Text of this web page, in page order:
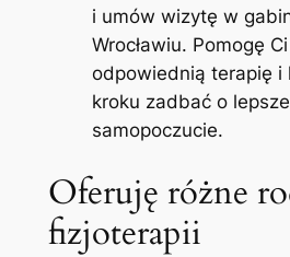
i umów wizytę w
Wrocławiu. Pomogę
odpowiednią terapię i
kroku zadbać o lepsze
samopoczucie.
Oferuję różne
fizjoterapii